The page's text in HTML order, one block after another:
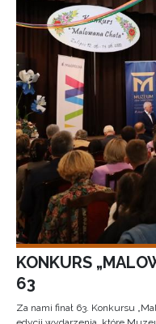
KONKURS
63
Za nami finał 63. Konkursu